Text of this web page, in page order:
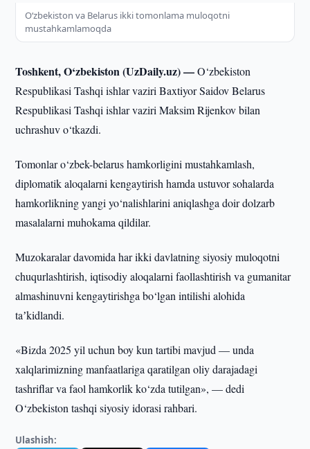
O‘zbekiston va Belarus ikki tomonlama muloqotni
mustahkamlamoqda
Toshkent, O‘zbekiston (UzDaily.uz) —O‘zbekiston
Respublikasi Tashqi ishlar vaziri Baxtiyor Saidov Belarus
Respublikasi Tashqi ishlar vaziri Maksim Rijenkov bilan
uchrashuv o‘tkazdi.
Tomonlar o‘zbek-belarus hamkorligini mustahkamlash,
diplomatik aloqalarni kengaytirish hamda ustuvor sohalarda
hamkorlikning yangi yo‘nalishlarini aniqlashga doir dolzarb
masalalarni muhokama qildilar.
Muzokaralar davomida har ikki davlatning siyosiy muloqotni
chuqurlashtirish, iqtisodiy aloqalarni faollashtirish va gumanitar
almashinuvni kengaytirishga bo‘lgan intilishi alohida
taʼkidlandi.
«Bizda 2025 yil uchun boy kun tartibi mavjud — unda
xalqlarimizning manfaatlariga qaratilgan oliy darajadagi
tashriflar va faol hamkorlik ko‘zda tutilgan», — dedi
O‘zbekiston tashqi siyosiy idorasi rahbari.
Ulashish: